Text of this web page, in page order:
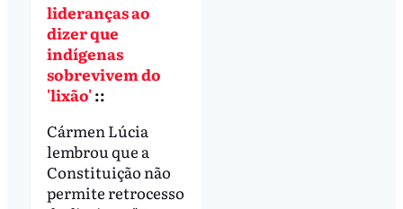
lideranças ao
dizer que
indígenas
sobrevivem do
'lixão'::
Cármen Lúcia
lembrou que a
Constituição não
permite retrocesso